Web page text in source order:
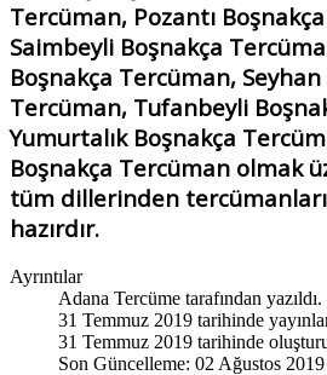
Tercüman, Pozantı
Saimbeyli Boşnakça
Boşnakça Tercüman, Seyhan
Tercüman, Tufanbeyli
Yumurtalık Boşnakça
Boşnakça Tercüman olmak
tüm dillerinden
hazırdır.
Ayrıntılar
Adana Tercüme tarafından yazıldı.
31 Temmuz 2019 tarihinde
31 Temmuz 2019 tarihinde
Son Güncelleme: 02 Ağustos 2019